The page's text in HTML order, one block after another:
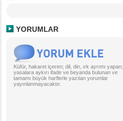
YORUMLAR
Küfür, hakaret içeren; dil, din, ırk ayrımı yapan;
yasalara aykırı ifade ve beyanda bulunan ve
tamamı büyük harflerle yazılan yorumlar
yayınlanmayacaktır.